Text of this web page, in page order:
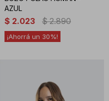
AZUL
$ 2.023 $ 2.890
30